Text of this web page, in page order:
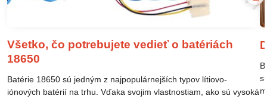
Všetko, čo potrebujete vedieť o batériách
18650
Batérie 18650 sú jedným z najpopulárnejších typov lítiovo-
iónových batérií na trhu. Vďaka svojim vlastnostiam, ako sú vysoká